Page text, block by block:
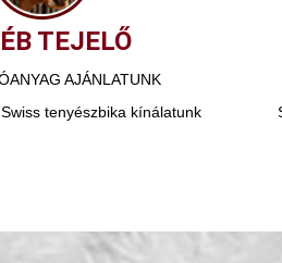
TEJELŐ
AJÁNLATUNK
tenyészbika kínálatunk